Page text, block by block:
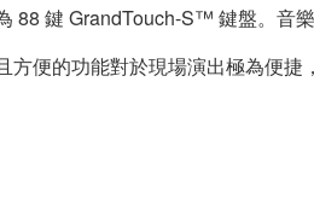
鍵 GrandTouch-S™ 鍵盤。音
便的功能對於現場演出極為便捷